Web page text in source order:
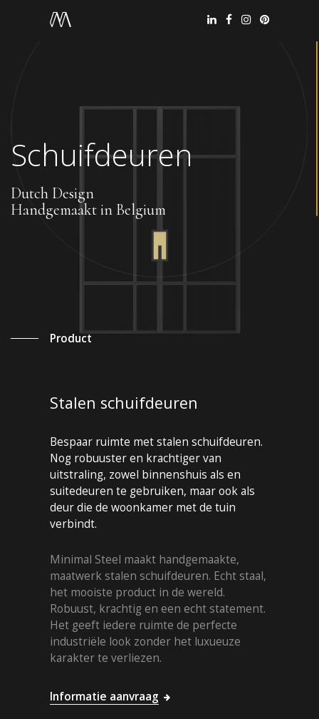
Showroom Nederland
Schuifdeuren
Dutch Design
Handgemaakt in Belgium
Product
Stalen schuifdeuren
Bespaar ruimte met stalen schuifdeuren.
Nog robuuster en krachtiger van
uitstraling, zowel binnenshuis als en
suitedeuren te gebruiken, maar ook als
deur die de woonkamer met de tuin
verbindt.
Minimal Steel maakt handgemaakte,
maatwerk stalen schuifdeuren. Echt staal,
het mooiste product in de wereld.
Robuust, krachtig en een echt statement.
Het geeft iedere ruimte de perfecte
industriële look zonder het luxueuze
karakter te verliezen.
Informatie aanvraag